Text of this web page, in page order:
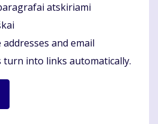
atskiriami
addresses and email
turn into links automatically.